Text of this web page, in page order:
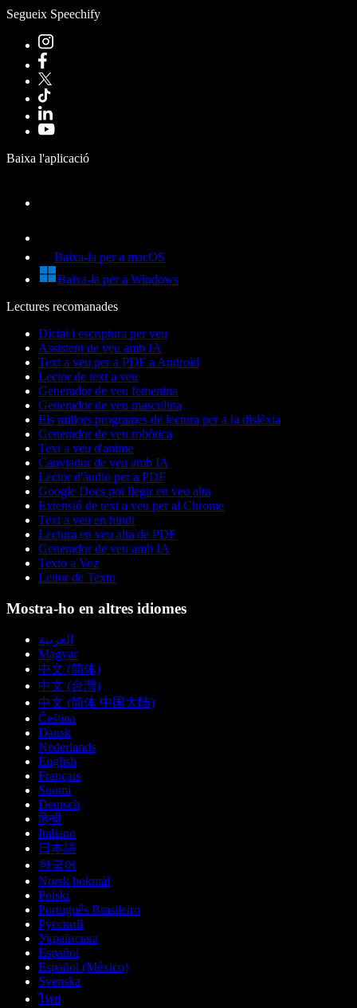
Segueix Speechify
Baixa l'aplicació
Baixa-la per a macOS
Baixa-la per a Windows
Lectures recomanades
Dictat i escriptura per veu
Assistent de veu amb IA
Text a veu per a PDF a Android
Lector de text a veu
Generador de veu femenina
Generador de veu masculina
Els millors programes de lectura per a la dislèxia
Generador de veu robòtica
Text a veu d'anime
Canviador de veu amb IA
Lector d'àudio per a PDF
Google Docs pot llegir en veu alta
Extensió de text a veu per al Chrome
Text a veu en hindi
Lectura en veu alta de PDF
Generador de veu amb IA
Texto a Voz
Leitor de Texto
Mostra-ho en altres idiomes
العربية
Magyar
中文 (简体)
中文 (台灣)
中文 (简体 中国大陆)
Čeština
Dansk
Nederlands
English
Français
Suomi
Deutsch
हिन्दी
Italiano
日本語
한국어
Norsk bokmål
Polski
Português Brasileiro
Русский
Українська
Español
Español (México)
Svenska
ไทย